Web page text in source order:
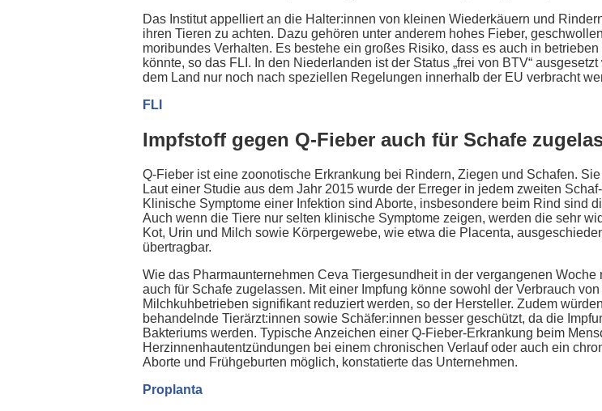
Das Institut appelliert an die Halter:innen von kleinen Wiederkäuern und
ihren Tieren zu achten. Dazu gehören unter anderem hohes Fieber,
moribundes Verhalten. Es bestehe ein großes Risiko, dass es auch in
könnte, so das FLI. In den Niederlanden ist der Status „frei von BTV“
dem Land nur noch nach speziellen Regelungen innerhalb der EU verbracht
FLI
Impfstoff gegen Q-Fieber auch für Schafe
Q-Fieber ist eine zoonotische Erkrankung bei Rindern, Ziegen und Schafen.
Laut einer Studie aus dem Jahr 2015 wurde der Erreger in jedem zweiten
Klinische Symptome einer Infektion sind Aborte, insbesondere beim Rind sind
Auch wenn die Tiere nur selten klinische Symptome zeigen, werden die sehr
Kot, Urin und Milch sowie Körpergewebe, wie etwa die Placenta,
übertragbar.
Wie das Pharmaunternehmen Ceva Tiergesundheit in der vergangenen
auch für Schafe zugelassen. Mit einer Impfung könne sowohl der Verbrauch
Milchkuhbetrieben signifikant reduziert werden, so der Hersteller. Zudem
behandelnde Tierärzt:innen sowie Schäfer:innen besser geschützt, da die
Bakteriums werden. Typische Anzeichen einer Q-Fieber-Erkrankung beim
Herzinnenhautentzündungen bei einem chronischen Verlauf oder auch ein
Aborte und Frühgeburten möglich, konstatierte das Unternehmen.
Proplanta